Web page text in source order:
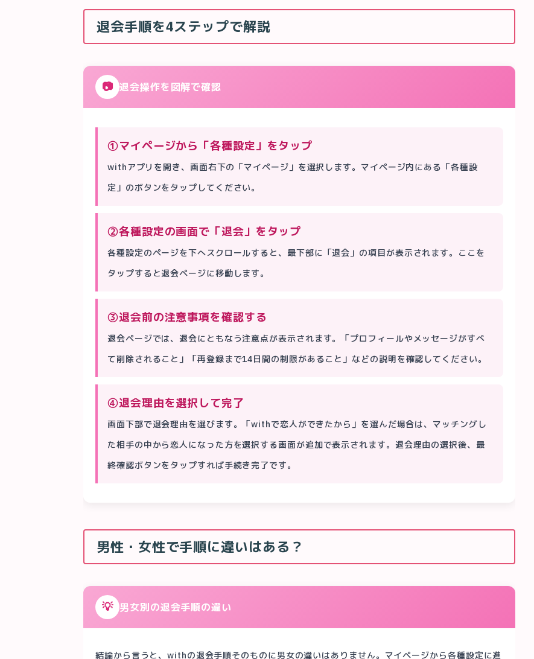
退会手順を4ステップで解説
📷 退会操作を図解で確認
①マイページから「各種設定」をタップ
withアプリを開き、画面右下の「マイページ」を選択します。マイページ内にある「各種設
定」のボタンをタップしてください。
②各種設定の画面で「退会」をタップ
各種設定のページを下へスクロールすると、最下部に「退会」の項目が表示されます。ここを
タップすると退会ページに移動します。
③退会前の注意事項を確認する
退会ページでは、退会にともなう注意点が表示されます。「プロフィールやメッセージがすべ
て削除されること」「再登録まで14日間の制限があること」などの説明を確認してください。
④退会理由を選択して完了
画面下部で退会理由を選びます。「withで恋人ができたから」を選んだ場合は、マッチングし
た相手の中から恋人になった方を選択する画面が追加で表示されます。退会理由の選択後、最
終確認ボタンをタップすれば手続き完了です。
男性・女性で手順に違いはある？
💡 男女別の退会手順の違い
結論から言うと、withの退会手順そのものに男女の違いはありません。マイページから各種設定に進